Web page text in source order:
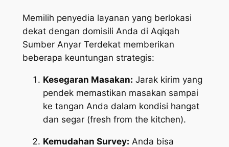
Memilih penyedia layanan yang berlokasi
dekat dengan domisili Anda di Aqiqah
Sumber Anyar Terdekat memberikan
beberapa keuntungan strategis:
Kesegaran Masakan: Jarak kirim yang
pendek memastikan masakan sampai
ke tangan Anda dalam kondisi hangat
dan segar (fresh from the kitchen).
Kemudahan Survey: Anda bisa